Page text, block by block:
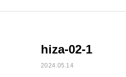
hiza-02-1
2024.05.14